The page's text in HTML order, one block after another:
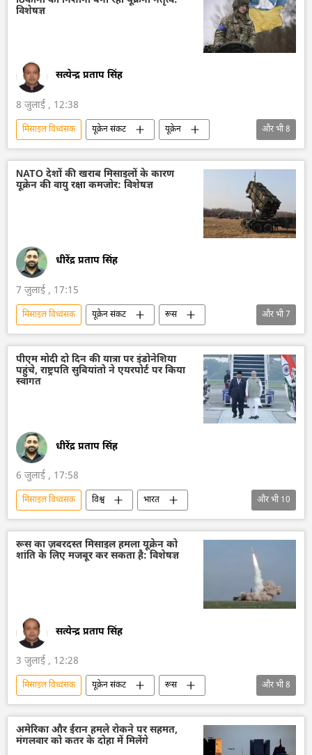
इस्लामिक रिवोल्यूशनरी गार्ड कॉर्प्स
डोनाल्ड ट्रंप
विशेषज्ञ
सत्येन्द्र प्रताप सिंह
8 जुलाई , 12:38
मिसाइल विध्वंसक यूक्रेन संकट
यूक्रेन
वायु रक्षा
वायुसेना
रूस
नागरिक लोग
विशेष सैन्य अभियान
रूसी सैन्य तकनीक
सैन्य तकनीक
और भी8
NATO देशों की खराब मिसाइलों के कारण
यूक्रेन की वायु रक्षा कमजोर: विशेषज्ञ
धीरेंद्र प्रताप सिंह
7 जुलाई , 17:15
मिसाइल विध्वंसक यूक्रेन संकट
रूस
रूस का विकास
मास्को
यूक्रेन सशस्त्र बल
यूक्रेन
वायु रक्षा
बैलिस्टिक मिसाइल
पोलैंड
और भी7
पीएम मोदी दो दिन की यात्रा पर इंडोनेशिया
पहुंचे, राष्ट्रपति सुबियांतो ने एयरपोर्ट पर किया
स्वागत
धीरेंद्र प्रताप सिंह
6 जुलाई , 17:58
मिसाइल विध्वंसक विश्व
भारत
भारत का विकास
भारत सरकार
भारत का विदेश मंत्रालय (MEA)
दिल्ली
द्विपक्षीय रिश्ते
द्विपक्षीय व्यापार
और भी10
रूस का ज़बरदस्त मिसाइल हमला यूक्रेन को
शांति के लिए मजबूर कर सकता है: विशेषज्ञ
सत्येन्द्र प्रताप सिंह
3 जुलाई , 12:28
मिसाइल विध्वंसक यूक्रेन संकट
रूस
रक्षा मंत्रालय (MoD)
रक्षा-पंक्ति
वायु रक्षा
बैलिस्टिक मिसाइल प्रणाली
ड्रोन
ड्रोन हमला
ऊर्जा क्षेत्र
और भी8
अमेरिका और ईरान हमले रोकने पर सहमत,
मंगलवार को कतर के दोहा में मिलेंगे